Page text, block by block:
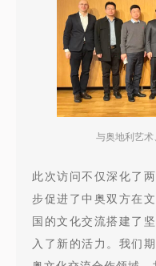
与奥地利艺
此次访问不仅深化了
步促进了中奥双方在
国的文化交流搭建了
入了新的活力。我们